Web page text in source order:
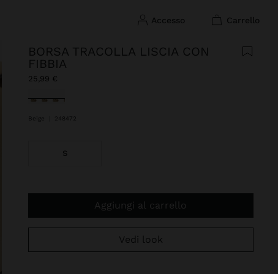
accesso carrello
BORSA TRACOLLA LISCIA CON
FIBBIA
25,99 €
Selezionato
Beige 248472
S
Aggiungi al carrello
Vedi look